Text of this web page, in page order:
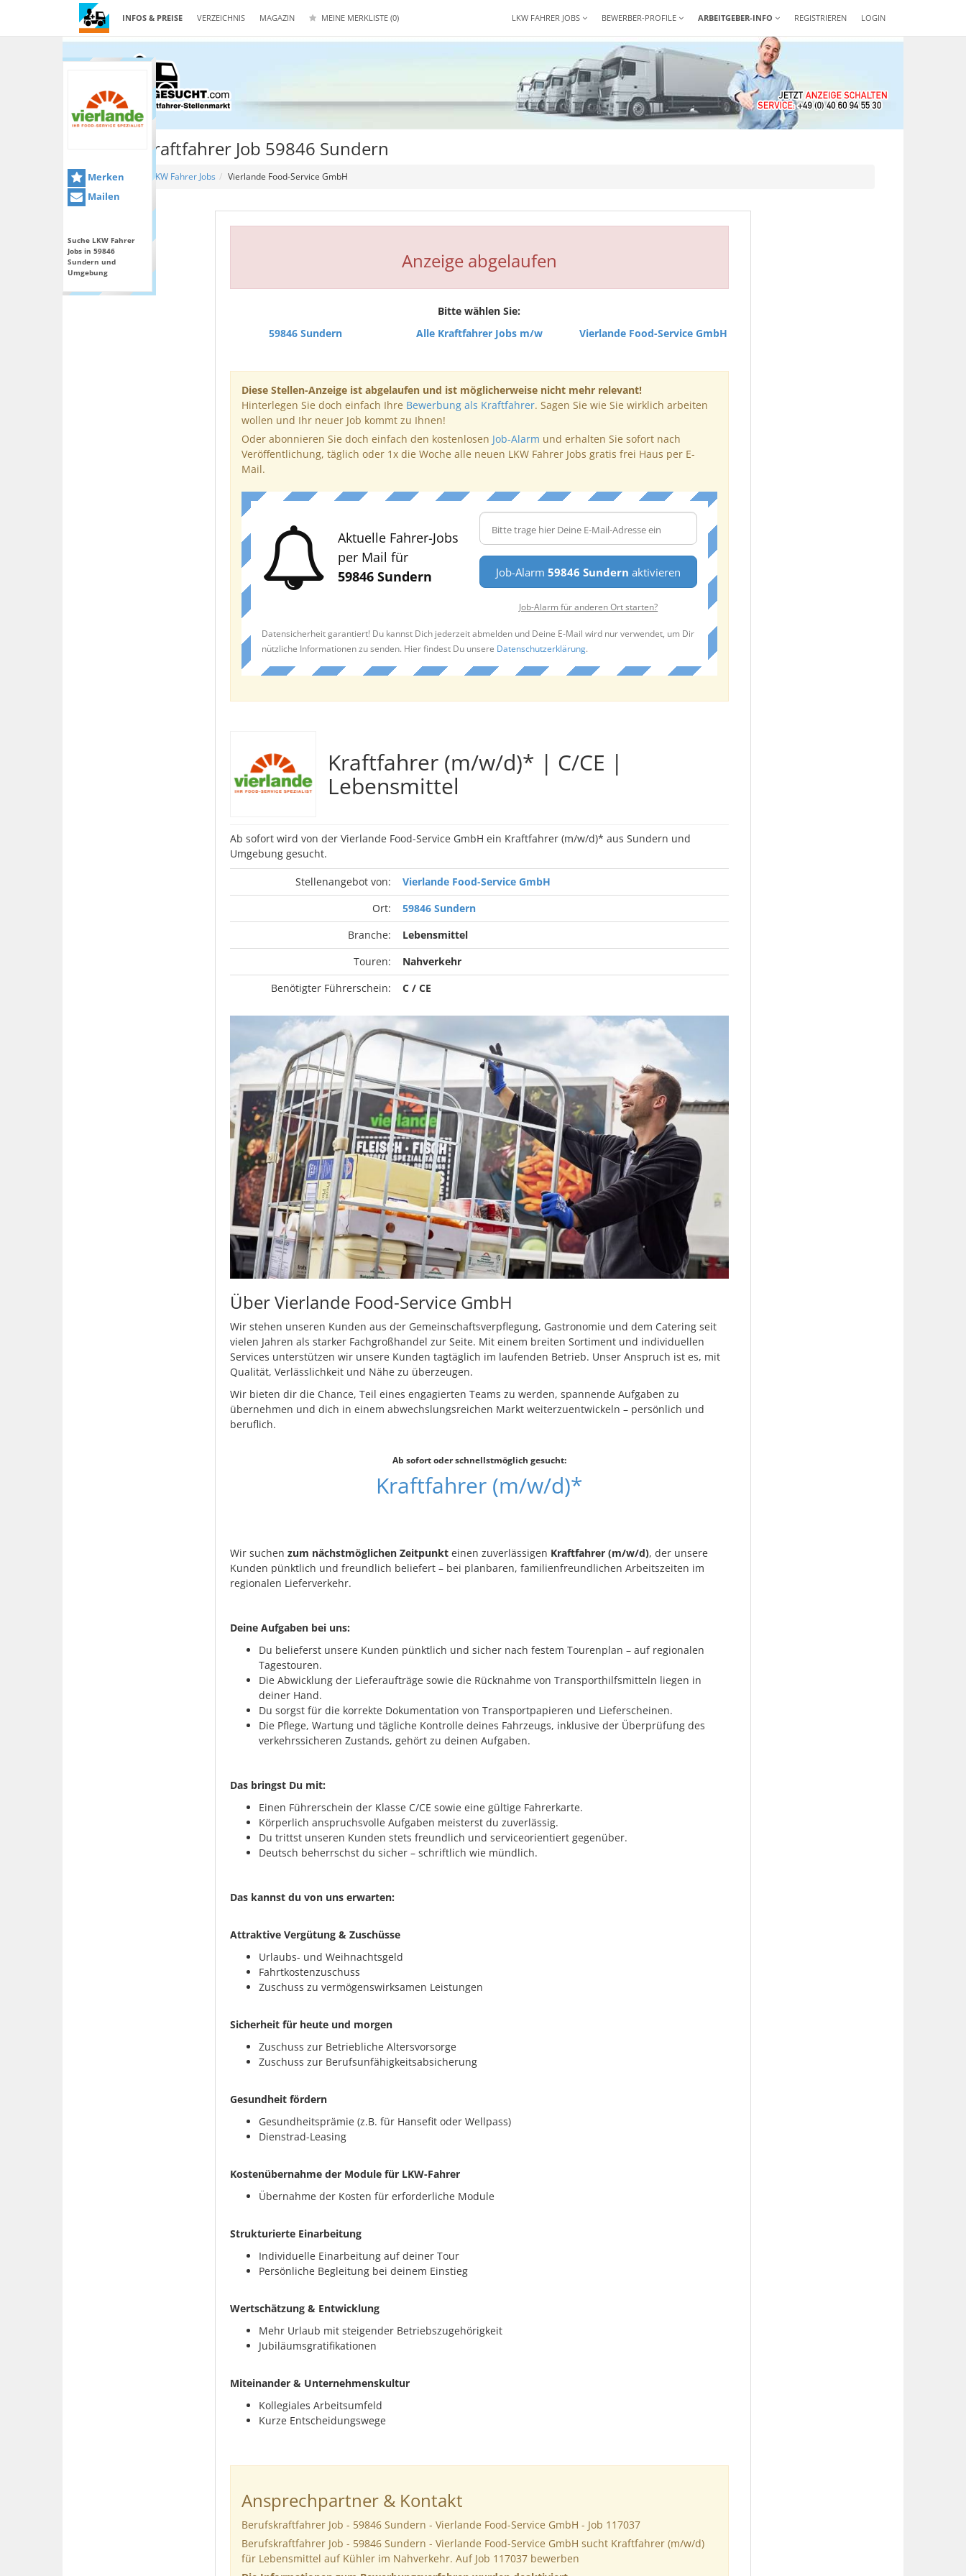
INFOS & PREISE VERZEICHNIS MAGAZIN MEINE MERKLISTE (0) REGISTRIEREN LOGIN
LKW FAHRER JOBS BEWERBER-PROFILE ARBEITGEBER-INFO
Berufskraftfahrer Job 59846 Sundern
Home LKW Fahrer Jobs Vierlande Food-Service GmbH
Merken
Mailen
Suche LKW Fahrer
Jobs in 59846
Sundern und
Umgebung
Anzeige abgelaufen
Bitte wählen Sie:
59846 Sundern
Alle Kraftfahrer Jobs m/w Vierlande Food-Service GmbH
Diese Stellen-Anzeige ist abgelaufen und ist möglicherweise nicht mehr relevant!
Hinterlegen Sie doch einfach Ihre Bewerbung als Kraftfahrer. Sagen Sie wie Sie wirklich arbeiten
wollen und Ihr neuer Job kommt zu Ihnen!
Oder abonnieren Sie doch einfach den kostenlosen Job-Alarm und erhalten Sie sofort nach
Veröffentlichung, täglich oder 1x die Woche alle neuen LKW Fahrer Jobs gratis frei Haus per E-
Mail.
Aktuelle Fahrer-Jobs
per Mail für
59846 Sundern
Job-Alarm59846 Sundern aktivieren
Job-Alarm für anderen Ort starten?
Datensicherheit garantiert! Du kannst Dich jederzeit abmelden und Deine E-Mail wird nur verwendet, um Dir
nützliche Informationen zu senden. Hier findest Du unsere Datenschutzerklärung.
Kraftfahrer (m/w/d)* | C/CE |
Lebensmittel
Ab sofort wird von der Vierlande Food-Service GmbH ein Kraftfahrer (m/w/d)* aus Sundern und
Umgebung gesucht.
Stellenangebot von:
Vierlande Food-Service GmbH
Ort:
59846 Sundern
Branche:
Lebensmittel
Touren:
Nahverkehr
Benötigter Führerschein:
C / CE
Über Vierlande Food-Service GmbH
Wir stehen unseren Kunden aus der Gemeinschaftsverpflegung, Gastronomie und dem Catering seit
vielen Jahren als starker Fachgroßhandel zur Seite. Mit einem breiten Sortiment und individuellen
Services unterstützen wir unsere Kunden tagtäglich im laufenden Betrieb. Unser Anspruch ist es, mit
Qualität, Verlässlichkeit und Nähe zu überzeugen.
Wir bieten dir die Chance, Teil eines engagierten Teams zu werden, spannende Aufgaben zu
übernehmen und dich in einem abwechslungsreichen Markt weiterzuentwickeln – persönlich und
beruflich.
Ab sofort oder schnellstmöglich gesucht:
Kraftfahrer (m/w/d)*
Wir suchen zum nächstmöglichen Zeitpunkteinen zuverlässigen Kraftfahrer (m/w/d), der unsere
Kunden pünktlich und freundlich beliefert – bei planbaren, familienfreundlichen Arbeitszeiten im
regionalen Lieferverkehr.
Deine Aufgaben bei uns:
Du belieferst unsere Kunden pünktlich und sicher nach festem Tourenplan – auf regionalen
Tagestouren.
Die Abwicklung der Lieferaufträge sowie die Rücknahme von Transporthilfsmitteln liegen in
deiner Hand.
Du sorgst für die korrekte Dokumentation von Transportpapieren und Lieferscheinen.
Die Pflege, Wartung und tägliche Kontrolle deines Fahrzeugs, inklusive der Überprüfung des
verkehrssicheren Zustands, gehört zu deinen Aufgaben.
Das bringst Du mit:
Einen Führerschein der Klasse C/CE sowie eine gültige Fahrerkarte.
Körperlich anspruchsvolle Aufgaben meisterst du zuverlässig.
Du trittst unseren Kunden stets freundlich und serviceorientiert gegenüber.
Deutsch beherrschst du sicher – schriftlich wie mündlich.
Das kannst du von uns erwarten:
Attraktive Vergütung & Zuschüsse
Urlaubs- und Weihnachtsgeld
Fahrtkostenzuschuss
Zuschuss zu vermögenswirksamen Leistungen
Sicherheit für heute und morgen
Zuschuss zur Betriebliche Altersvorsorge
Zuschuss zur Berufsunfähigkeitsabsicherung
Gesundheit fördern
Gesundheitsprämie (z.B. für Hansefit oder Wellpass)
Dienstrad-Leasing
Kostenübernahme der Module für LKW-Fahrer
Übernahme der Kosten für erforderliche Module
Strukturierte Einarbeitung
Individuelle Einarbeitung auf deiner Tour
Persönliche Begleitung bei deinem Einstieg
Wertschätzung & Entwicklung
Mehr Urlaub mit steigender Betriebszugehörigkeit
Jubiläumsgratifikationen
Miteinander & Unternehmenskultur
Kollegiales Arbeitsumfeld
Kurze Entscheidungswege
Ansprechpartner & Kontakt
Berufskraftfahrer Job - 59846 Sundern - Vierlande Food-Service GmbH - Job 117037
Berufskraftfahrer Job - 59846 Sundern - Vierlande Food-Service GmbH sucht Kraftfahrer (m/w/d)
für Lebensmittel auf Kühler im Nahverkehr. Auf Job 117037 bewerben